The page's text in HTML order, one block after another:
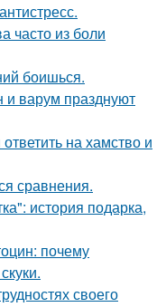
часто из боли
боишься.
и варум празднуют
на хамство и
сравнения.
история подарка,
почему
своего